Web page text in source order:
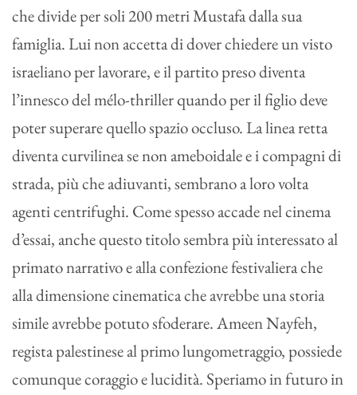
che divide per soli 200 metri Mustafa dalla sua
famiglia. Lui non accetta di dover chiedere un visto
israeliano per lavorare, e il partito preso diventa
l’innesco del mélo-thriller quando per il figlio deve
poter superare quello spazio occluso. La linea retta
diventa curvilinea se non ameboidale e i compagni di
strada, più che adiuvanti, sembrano a loro volta
agenti centrifughi. Come spesso accade nel cinema
d’essai, anche questo titolo sembra più interessato al
primato narrativo e alla confezione festivaliera che
alla dimensione cinematica che avrebbe una storia
simile avrebbe potuto sfoderare. Ameen Nayfeh,
regista palestinese al primo lungometraggio, possiede
comunque coraggio e lucidità. Speriamo in futuro in